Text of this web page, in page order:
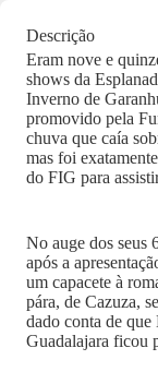
Descrição
Eram nove e
shows da
Inverno de
promovido pela
chuva que caía
mas foi
do FIG para
No auge dos seus
após a
um capacete à
pára, de Cazuza,
dado conta de
Guadalajara ficou